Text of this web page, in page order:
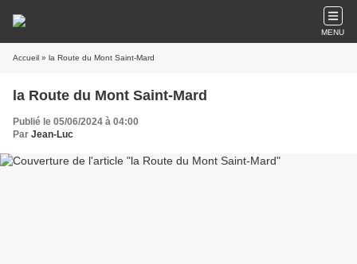
MENU
Accueil » la Route du Mont Saint-Mard
la Route du Mont Saint-Mard
Publié le 05/06/2024 à 04:00
Par Jean-Luc